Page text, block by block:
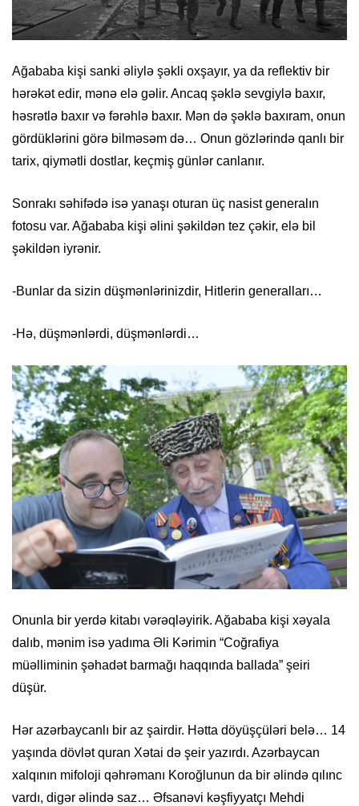
Ağababa kişi sanki əliylə şəkli oxşayır, ya da reflektiv bir
hərəkət edir, mənə elə gəlir. Ancaq şəklə sevgiylə baxır,
həsrətlə baxır və fərəhlə baxır. Mən də şəklə baxıram, onun
gördüklərini görə bilməsəm də… Onun gözlərində qanlı bir
tarix, qiymətli dostlar, keçmiş günlər canlanır.
Sonrakı səhifədə isə yanaşı oturan üç nasist generalın
fotosu var. Ağababa kişi əlini şəkildən tez çəkir, elə bil
şəkildən iyrənir.
-Bunlar da sizin düşmənlərinizdir, Hitlerin generalları…
-Hə, düşmənlərdi, düşmənlərdi…
Onunla bir yerdə kitabı vərəqləyirik. Ağababa kişi xəyala
dalıb, mənim isə yadıma Əli Kərimin “Coğrafiya
müəlliminin şəhadət barmağı haqqında ballada” şeiri
düşür.
Hər azərbaycanlı bir az şairdir. Hətta döyüşçüləri belə… 14
yaşında dövlət quran Xətai də şeir yazırdı. Azərbaycan
xalqının mifoloji qəhrəmanı Koroğlunun da bir əlində qılınc
vardı, digər əlində saz… Əfsanəvi kəşfiyyatçı Mehdi